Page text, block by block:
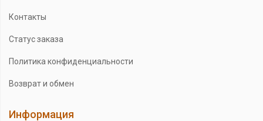
Контакты
Статус заказа
Политика конфиденциальности
Возврат и обмен
Информация